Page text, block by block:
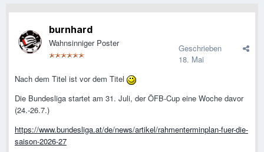
burnhard
Wahnsinniger Poster
Geschrieben
18. Mai
Nach dem Titel ist vor dem Titel
Die Bundesliga startet am 31. Juli, der ÖFB-Cup eine Woche davor
(24.-26.7.)
https://www.bundesliga.at/de/news/artikel/rahmenterminplan-fuer-die-
saison-2026-27